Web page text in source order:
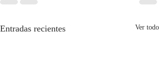
Entradas recientes Ver todo